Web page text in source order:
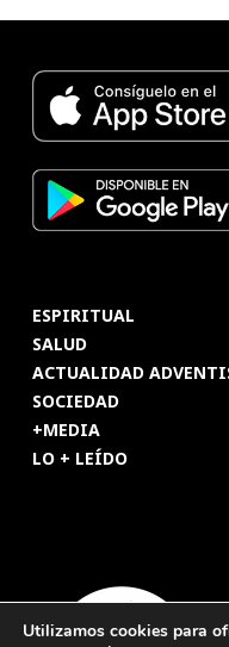
ESPIRITUAL
SALUD
ACTUALIDAD
SOCIEDAD
+MEDIA
LO + LEÍDO
Utilizamos cookies para